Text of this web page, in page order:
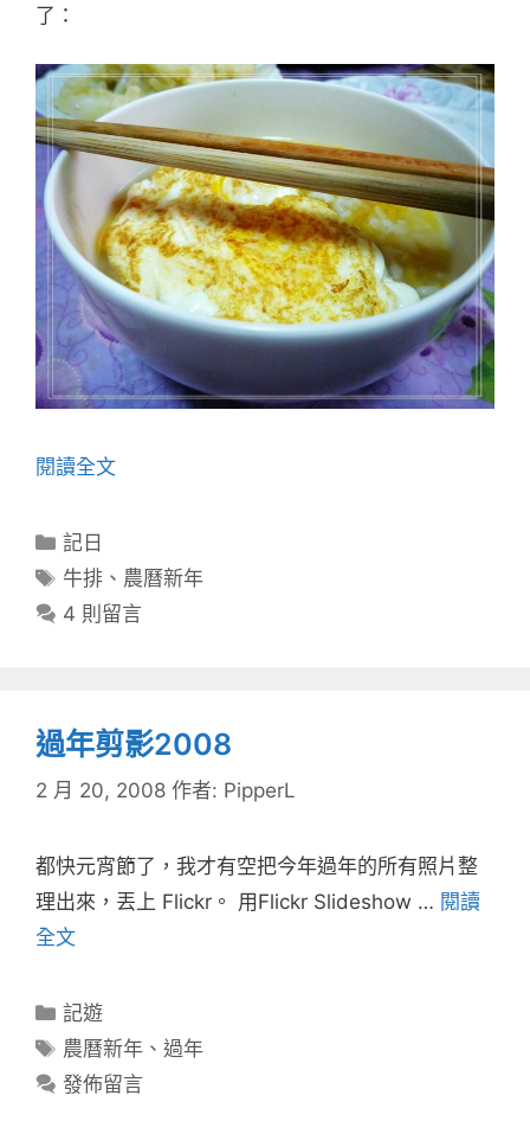
了：
閱讀全文
分
類
記日
標
籤
牛排 、 農曆新年
4 則留言
過年剪影2008
2 月 20, 2008 作者: PipperL
都快元宵節了，我才有空把今年過年的所有照片整
理出來，丟上 Flickr。 用Flickr Slideshow … 閱讀
全文
分
類
記遊
標
籤
農曆新年 、過年
發佈留言